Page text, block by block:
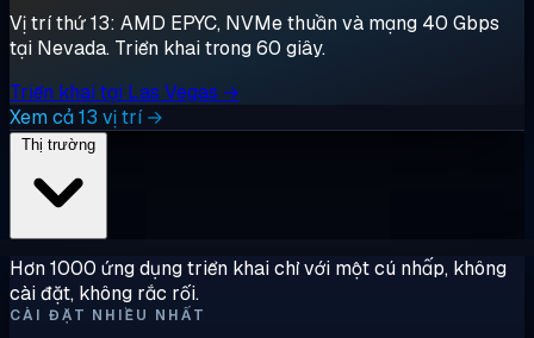
Vị trí thứ 13: AMD EPYC, NVMe thuần và mạng 40 Gbps
tại Nevada. Triển khai trong 60 giây.
Triển khai tại Las Vegas →
Xem cả 13 vị trí →
Hơn 1000 ứng dụng triển khai chỉ với một cú nhấp, không
cài đặt, không rắc rối.
CÀI ĐẶT NHIỀU NHẤT